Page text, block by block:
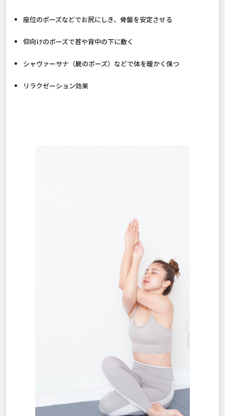
座位のポーズなどでお尻にしき、骨盤を安定させる
仰向けのポーズで首や背中の下に敷く
シャヴァーサナ（屍のポーズ）などで体を暖かく保つ
リラクゼーション効果